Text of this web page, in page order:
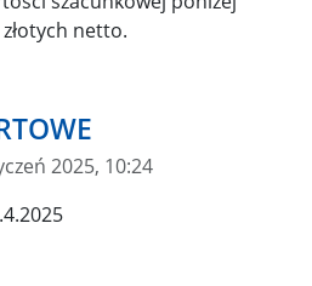
netto.
2025, 10:24